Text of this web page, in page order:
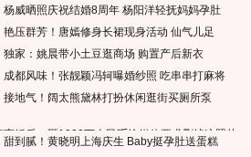
杨威晒照庆祝结婚8周年 杨阳洋轻抚妈妈孕肚
艳压群芳！唐嫣修身长裙现身活动 仙气儿足
独家：姚晨带小土豆逛商场 购置产后新衣
成都风味！张靓颖冯轲曝婚纱照 吃串串打麻将
接地气！阔太熊黛林打扮休闲逛街买厕所泵
离婚后，砸1000万人民币给媒体要求删掉这照片
甜到腻！黄晓明上海庆生 Baby挺孕肚送蛋糕